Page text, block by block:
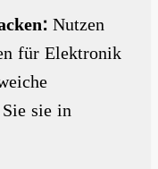
Nutzen
für Elektronik
sie in